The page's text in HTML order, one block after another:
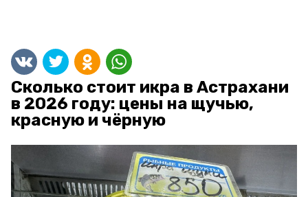
Сколько стоит икра в Астрахани
в 2026 году: цены на щучью,
красную и чёрную